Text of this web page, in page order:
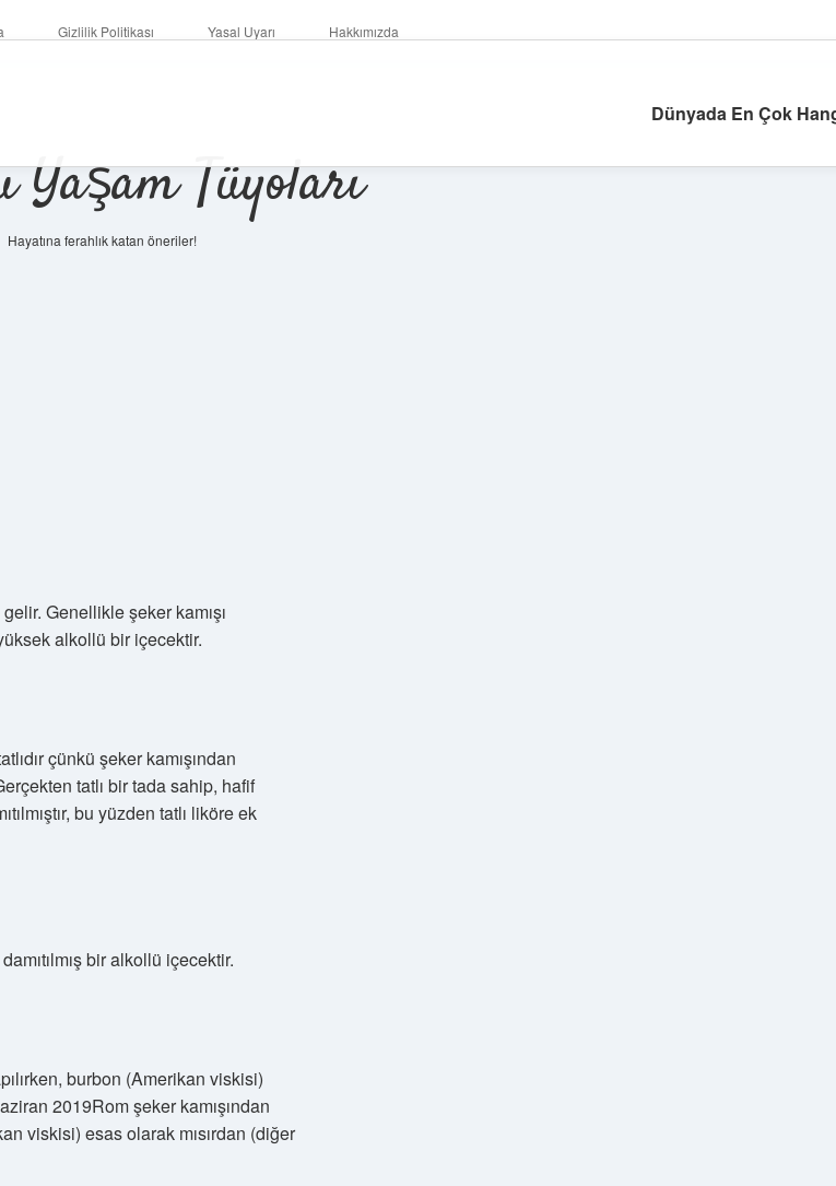
Gizlilik Politikası Yasal Uyarı Hakkımızda
Tüyoları
Hayatına ferahlık katan öneriler!
Genellikle şeker kamışı
alkollü bir içecektir.
çünkü şeker kamışından
tatlı bir tada sahip, hafif
bu yüzden tatlı liköre ek
bir alkollü içecektir.
burbon (Amerikan viskisi)
2019Rom şeker kamışından
viskisi) esas olarak mısırdan (diğer
Dünyada En Çok